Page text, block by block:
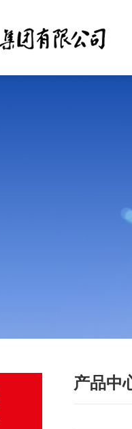
产品中